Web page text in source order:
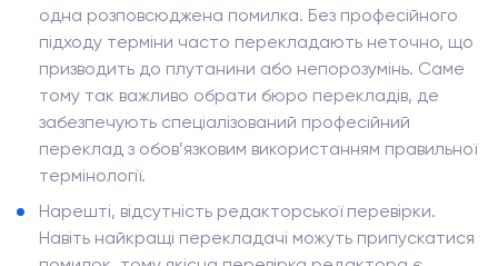
одна розповсюджена помилка. Без професійного
підходу терміни часто перекладають неточно, що
призводить до плутанини або непорозумінь. Саме
тому так важливо обрати бюро перекладів, де
забезпечують спеціалізований професійний
переклад з обов’язковим використанням правильної
термінології.
Нарешті, відсутність редакторської перевірки.
Навіть найкращі перекладачі можуть припускатися